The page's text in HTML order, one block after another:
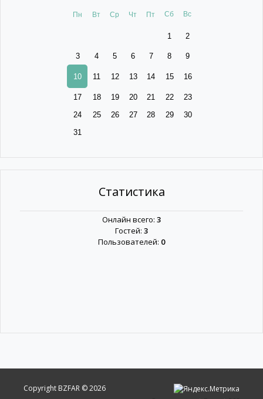
Пн Вт Ср Чт Пт Сб Вс
1 2
3 4 5 6 7 8 9
10 11 12 13 14 15 16
17 18 19 20 21 22
23
24
25 26 27 28 29
30
31
Статистика
Онлайн всего: 3
Гостей: 3
Пользователей: 0
Copyright BZFAR © 2026